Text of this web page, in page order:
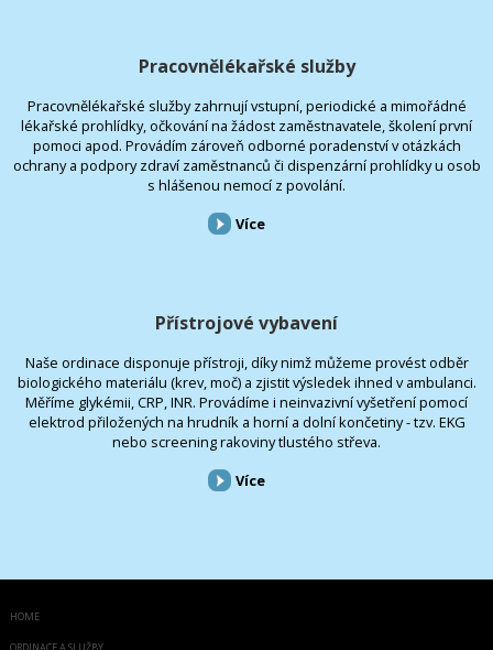
Pracovnělékařské služby
Pracovnělékařské služby zahrnují vstupní, periodické a mimořádné
lékařské prohlídky, očkování na žádost zaměstnavatele, školení první
pomoci apod. Provádím zároveň odborné poradenství v otázkách
ochrany a podpory zdraví zaměstnanců či dispenzární prohlídky u osob
s hlášenou nemocí z povolání.
Více
Přístrojové vybavení
Naše ordinace disponuje přístroji, díky nimž můžeme provést odběr
biologického materiálu (krev, moč) a zjistit výsledek ihned v ambulanci.
Měříme glykémii, CRP, INR. Provádíme i neinvazivní vyšetření pomocí
elektrod přiložených na hrudník a horní a dolní končetiny - tzv. EKG
nebo screening rakoviny tlustého střeva.
Více
HOME
ORDINACE A SLUŽBY